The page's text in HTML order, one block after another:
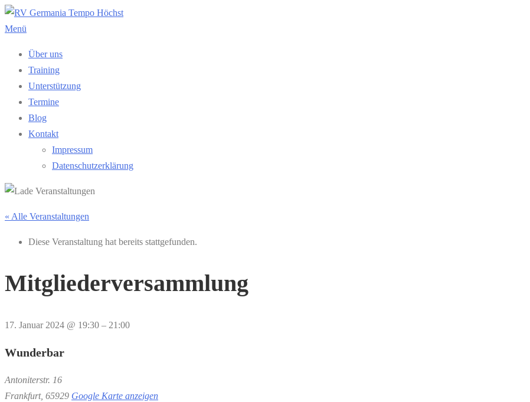
Zum
Inhalt
Menü
Über uns
Training
Unterstützung
Termine
Blog
Kontakt
Impressum
Datenschutzerklärung
« Alle Veranstaltungen
Diese Veranstaltung hat bereits stattgefunden.
Mitgliederversammlung
17. Januar 2024 @ 19:30 – 21:00
Wunderbar
Antoniterstr. 16
Frankfurt, 65929 Google Karte anzeigen